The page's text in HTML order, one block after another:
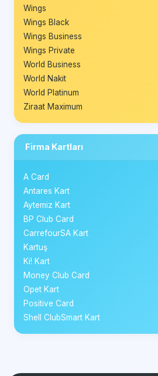
Wings
Wings Black
Wings Business
Wings Private
World Business
World Nakit
World Platinum
Ziraat Maximum
Firma Kartları
A Card
Antares Kart
Aytemiz Kart
BP Club Card
CarrefourSA Kart
Kartuş
Ki! Kart
Money Club Card
Opet Kart
Positive Card
Shell ClubSmart Kart